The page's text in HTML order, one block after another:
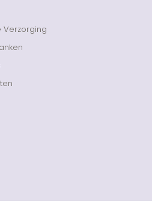
Verzorging